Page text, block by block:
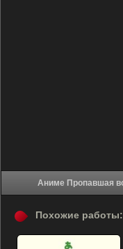
Похожие работы: